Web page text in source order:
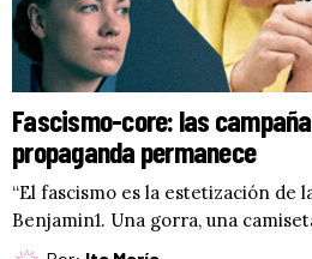
Fascismo-core: las
propaganda permanece
“El fascismo es la estetización de
Benjamin1. Una gorra, una